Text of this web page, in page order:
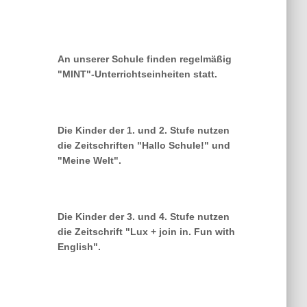
An unserer Schule finden regelmäßig
"MINT"-Unterrichtseinheiten statt.
Die Kinder der 1. und 2. Stufe nutzen
die Zeitschriften "Hallo Schule!" und
"Meine Welt".
Die Kinder der 3. und 4. Stufe nutzen
die Zeitschrift "Lux + join in. Fun with
English".